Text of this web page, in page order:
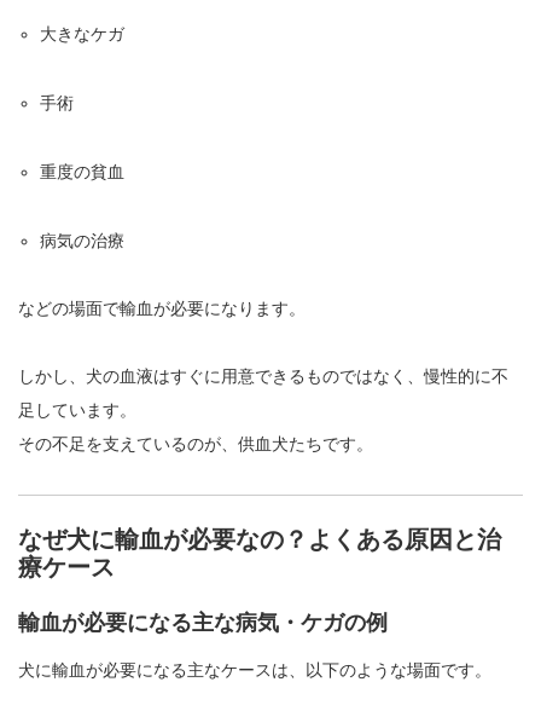
大きなケガ
手術
重度の貧血
病気の治療
などの場面で輸血が必要になります。
しかし、犬の血液はすぐに用意できるものではなく、慢性的に不
足しています。
その不足を支えているのが、供血犬たちです。
なぜ犬に輸血が必要なの？よくある原因と治
療ケース
輸血が必要になる主な病気・ケガの例
犬に輸血が必要になる主なケースは、以下のような場面です。